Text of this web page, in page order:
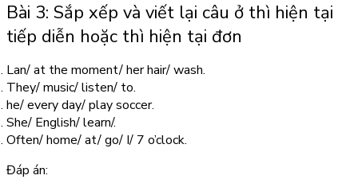
Bài 3: Sắp xếp và viết lại câu ở thì hiện tại
tiếp diễn hoặc thì hiện tại đơn
Lan/ at the moment/ her hair/ wash.
They/ music/ listen/ to.
he/ every day/ play soccer.
She/ English/ learn/.
Often/ home/ at/ go/ I/ 7 o’clock.
Đáp án: